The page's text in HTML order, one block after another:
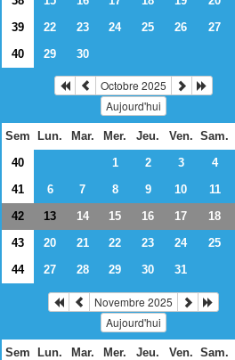
39
22 23 24 25 26 27
40
29 30
Octobre 2025
Aujourd'hui
Sem Lun. Mar. Mer. Jeu. Ven. Sam.
40
1 2 3 4
41
6 7 8 9 10 11
42
13 14 15 16 17 18
43
20 21 22 23 24 25
44
27 28 29 30 31
Novembre 2025
Aujourd'hui
Sem Lun. Mar. Mer. Jeu. Ven. Sam.